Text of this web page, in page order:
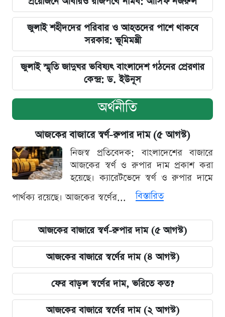
জুলাই শহীদদের পরিবার ও আহতদের পাশে থাকবে
সরকার: ভূমিমন্ত্রী
জুলাই স্মৃতি জাদুঘর ভবিষ্যৎ বাংলাদেশ গঠনের প্রেরণার
কেন্দ্র: ড. ইউনূস
অর্থনীতি
আজকের বাজারে স্বর্ণ-রুপার দাম (৫ আগস্ট)
নিজস্ব প্রতিবেদক: বাংলাদেশের বাজারে
আজকের স্বর্ণ ও রুপার দাম প্রকাশ করা
হয়েছে। ক্যারেটভেদে স্বর্ণ ও রুপার দামে
পার্থক্য রয়েছে। আজকের স্বর্ণের...
বিস্তারিত
আজকের বাজারে স্বর্ণ-রুপার দাম (৫ আগস্ট)
আজকের বাজারে স্বর্ণের দাম (৪ আগস্ট)
ফের বাড়ল স্বর্ণের দাম, ভরিতে কত?
আজকের বাজারে স্বর্ণের দাম (২ আগস্ট)